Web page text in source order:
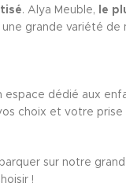
. Alya Meuble,
le
grande variété de
espace dédié aux
choix et votre prise
sur notre
!